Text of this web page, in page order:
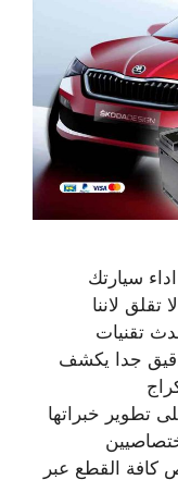
سيارتك
لاننا
تقنيات
جدا يكشف
تطوير خبراتها
القطع عبر